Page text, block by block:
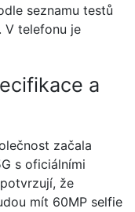
seznamu testů
V telefonu je
a
začala
s oficiálními
že
mít 60MP selfie